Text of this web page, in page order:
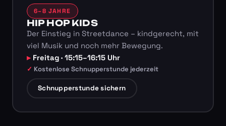
6–8 JAHRE
HIP HOP KIDS
Der Einstieg in Streetdance – kindgerecht, mit
viel Musik und noch mehr Bewegung.
Freitag · 15:15–16:15 Uhr
Kostenlose Schnupperstunde jederzeit
Schnupperstunde sichern